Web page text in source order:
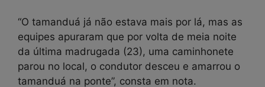
“O tamanduá já não estava mais por lá, mas as
equipes apuraram que por volta de meia noite
da última madrugada (23), uma caminhonete
parou no local, o condutor desceu e amarrou o
tamanduá na ponte”, consta em nota.